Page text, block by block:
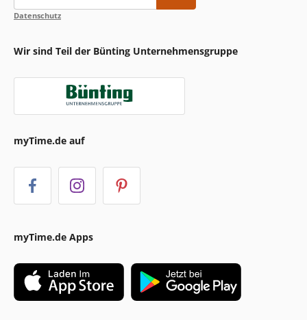
Datenschutz
Wir sind Teil der Bünting Unternehmensgruppe
myTime.de auf
myTime.de Apps